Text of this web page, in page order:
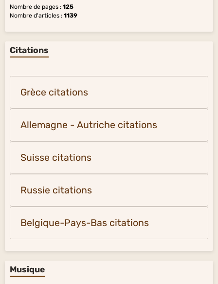
Nombre de pages : 125
Nombre d'articles : 1139
Citations
Grèce citations
Allemagne - Autriche citations
Suisse citations
Russie citations
Belgique-Pays-Bas citations
Musique